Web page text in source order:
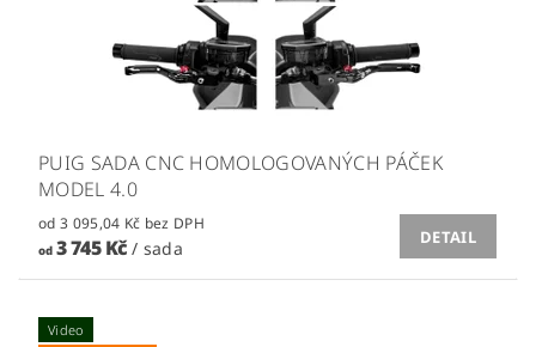
PUIG SADA CNC HOMOLOGOVANÝCH PÁČEK
MODEL 4.0
od 3 095,04 Kč bez DPH
od3 745 Kč/ sada
DETAIL
Video